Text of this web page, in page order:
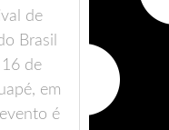
de
Brasil
de
em
é